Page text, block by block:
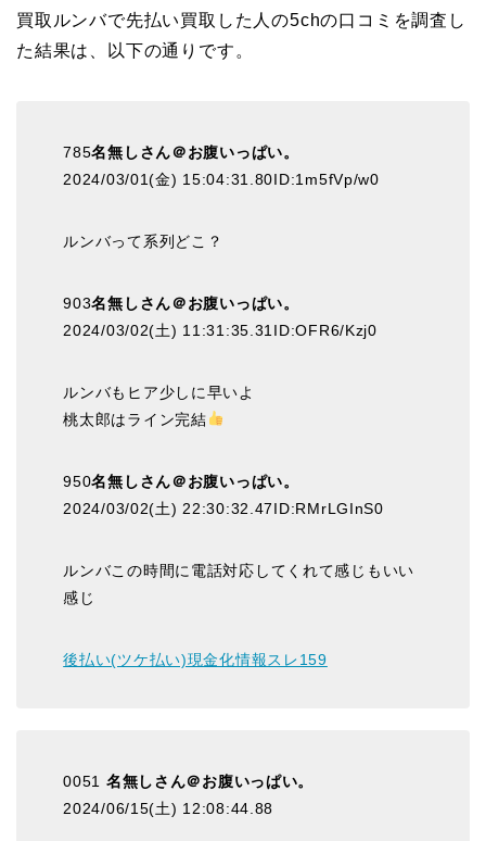
買取ルンバで先払い買取した人の5chの口コミを調査し
た結果は、以下の通りです。
785名無しさん＠お腹いっぱい。
2024/03/01(金) 15:04:31.80ID:1m5fVp/w0
ルンバって系列どこ？
903名無しさん＠お腹いっぱい。
2024/03/02(土) 11:31:35.31ID:OFR6/Kzj0
ルンバもヒア少しに早いよ
桃太郎はライン完結
950名無しさん＠お腹いっぱい。
2024/03/02(土) 22:30:32.47ID:RMrLGInS0
ルンバこの時間に電話対応してくれて感じもいい
感じ
後払い(ツケ払い)現金化情報スレ159
0051 名無しさん＠お腹いっぱい。
2024/06/15(土) 12:08:44.88